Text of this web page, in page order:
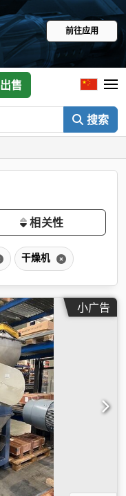
前往应用
搜索
出售
相关性
干燥机
小广告